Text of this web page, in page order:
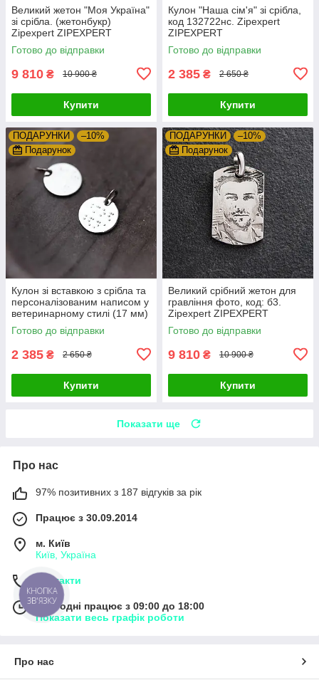
Великий жетон "Моя Україна"
зі срібла. (жетонбукр)
Zipexpert ZIPEXPERT
Готово до відправки
9 810 ₴ 10 900 ₴
Купити
Кулон "Наша сім'я" зі срібла,
код 132722нс. Zipexpert
ZIPEXPERT
Готово до відправки
2 385 ₴ 2 650 ₴
Купити
ПОДАРУНКИ
–10%
Подарунок
Кулон зі вставкою з срібла та
персоналізованим написом у
ветеринарному стилі (17 мм)
- код 132722br. Zipexpert
ZIPEXPERT
Готово до відправки
2 385 ₴ 2 650 ₴
Купити
ПОДАРУНКИ
–10%
Подарунок
Великий срібний жетон для
гравління фото, код: б3.
Zipexpert ZIPEXPERT
Готово до відправки
9 810 ₴ 10 900 ₴
Купити
Показати ще
Про нас
97% позитивних з 187 відгуків за рік
Працює з 30.09.2014
м. Київ
Київ, Україна
Контакти
Сьогодні працює з 09:00 до 18:00
Показати весь графік роботи
Про нас
КНОПКА
ЗВ'ЯЗКУ